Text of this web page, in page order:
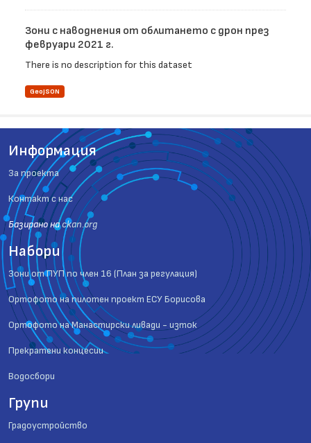
Зони с наводнения от облитането с дрон през
февруари 2021 г.
There is no description for this dataset
GeoJSON
Информация
За проекта
Контакт с нас
Базиранo наckan.org
Набори
Зони от ПУП по член 16 (План за регулация)
Ортофото на пилотен проект ЕСУ Борисова
Ортофото на Манастирски ливади - изток
Прекратени концесии
Водосбори
Групи
Градоустройство